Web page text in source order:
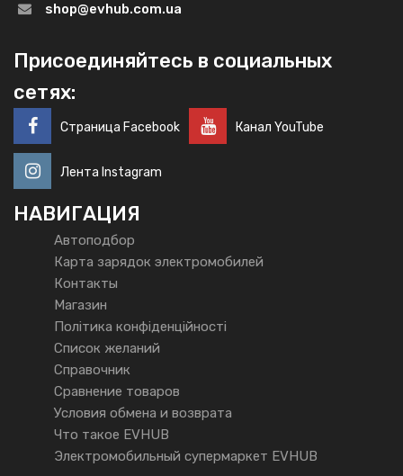
shop@evhub.com.ua
Присоединяйтесь в социальных
сетях:
Страница Facebook Канал YouTube
Лента Instagram
НАВИГАЦИЯ
Автоподбор
Карта зарядок электромобилей
Контакты
Магазин
Політика конфіденційності
Список желаний
Справочник
Сравнение товаров
Условия обмена и возврата
Что такое EVHUB
Электромобильный супермаркет EVHUB